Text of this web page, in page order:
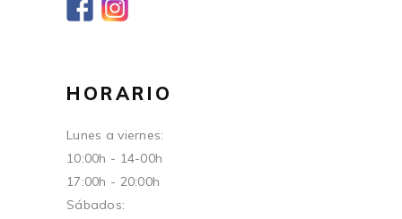
HORARIO
Lunes a viernes:
10:00h - 14-00h
17:00h - 20:00h
Sábados: